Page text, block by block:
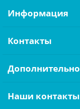
Информация
Контакты
Дополнительно
Наши контакты